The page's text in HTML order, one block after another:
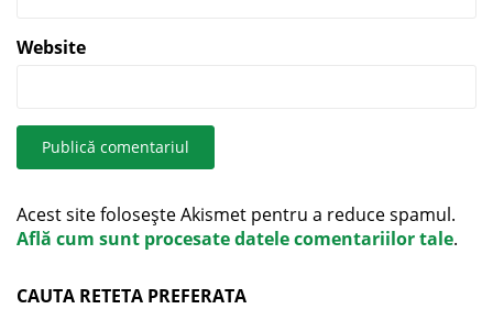
Website
Acest site folosește Akismet pentru a reduce spamul.
Află cum sunt procesate datele comentariilor tale.
CAUTA RETETA PREFERATA